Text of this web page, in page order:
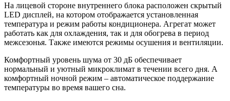
На лицевой стороне внутреннего блока расположен скрытый
LED дисплей, на котором отображается установленная
температура и режим работы кондиционера. Агрегат может
работать как для охлаждения, так и для обогрева в период
межсезонья. Также имеются режимы осушения и вентиляции.
Комфортный уровень шума от 30 дБ обеспечивает
нормальный и уютный микроклимат в течении всего дня. А
комфортный ночной режим – автоматическое поддержание
температуры во время вашего сна.